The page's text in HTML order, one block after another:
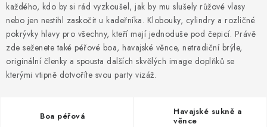
BARVY NA OBLIČEJ A VLASY
BLAHOPŘÁNÍ
BUBLIFUKY
každého, kdo by si rád vyzkoušel, jak by mu slušely růžové vlasy
nebo jen nestihl zaskočit u kadeřníka. Klobouky, cylindry a rozličné
pokrývky hlavy pro všechny, kteří mají jednoduše pod čepicí. Právě
zde seženete také péřové boa, havajské věnce, netradiční brýle,
originální členky a spousta dalších skvělých image doplňků se
kterými vtipně dotvoříte svou party vizáž.
Boa péřová
Havajské sukně a
věnce